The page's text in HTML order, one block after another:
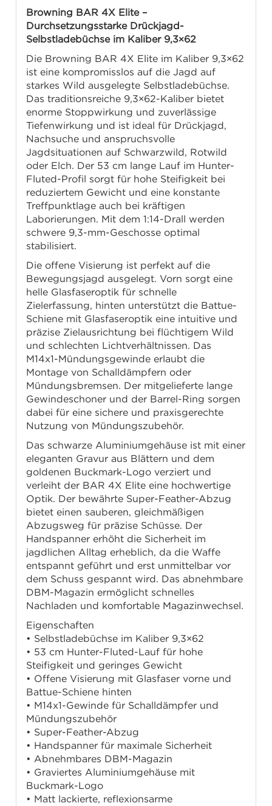
Browning BAR 4X Elite –
Durchsetzungsstarke Drückjagd-
Selbstladebüchse im Kaliber 9,3×62
Die Browning BAR 4X Elite im Kaliber 9,3×62
ist eine kompromisslos auf die Jagd auf
starkes Wild ausgelegte Selbstladebüchse.
Das traditionsreiche 9,3×62-Kaliber bietet
enorme Stoppwirkung und zuverlässige
Tiefenwirkung und ist ideal für Drückjagd,
Nachsuche und anspruchsvolle
Jagdsituationen auf Schwarzwild, Rotwild
oder Elch. Der 53 cm lange Lauf im Hunter-
Fluted-Profil sorgt für hohe Steifigkeit bei
reduziertem Gewicht und eine konstante
Treffpunktlage auch bei kräftigen
Laborierungen. Mit dem 1:14-Drall werden
schwere 9,3-mm-Geschosse optimal
stabilisiert.
Die offene Visierung ist perfekt auf die
Bewegungsjagd ausgelegt. Vorn sorgt eine
helle Glasfaseroptik für schnelle
Zielerfassung, hinten unterstützt die Battue-
Schiene mit Glasfaseroptik eine intuitive und
präzise Zielausrichtung bei flüchtigem Wild
und schlechten Lichtverhältnissen. Das
M14x1-Mündungsgewinde erlaubt die
Montage von Schalldämpfern oder
Mündungsbremsen. Der mitgelieferte lange
Gewindeschoner und der Barrel-Ring sorgen
dabei für eine sichere und praxisgerechte
Nutzung von Mündungszubehör.
Das schwarze Aluminiumgehäuse ist mit einer
eleganten Gravur aus Blättern und dem
goldenen Buckmark-Logo verziert und
verleiht der BAR 4X Elite eine hochwertige
Optik. Der bewährte Super-Feather-Abzug
bietet einen sauberen, gleichmäßigen
Abzugsweg für präzise Schüsse. Der
Handspanner erhöht die Sicherheit im
jagdlichen Alltag erheblich, da die Waffe
entspannt geführt und erst unmittelbar vor
dem Schuss gespannt wird. Das abnehmbare
DBM-Magazin ermöglicht schnelles
Nachladen und komfortable Magazinwechsel.
Eigenschaften
• Selbstladebüchse im Kaliber 9,3×62
• 53 cm Hunter-Fluted-Lauf für hohe
Steifigkeit und geringes Gewicht
• Offene Visierung mit Glasfaser vorne und
Battue-Schiene hinten
• M14x1-Gewinde für Schalldämpfer und
Mündungszubehör
• Super-Feather-Abzug
• Handspanner für maximale Sicherheit
• Abnehmbares DBM-Magazin
• Graviertes Aluminiumgehäuse mit
Buckmark-Logo
• Matt lackierte, reflexionsarme